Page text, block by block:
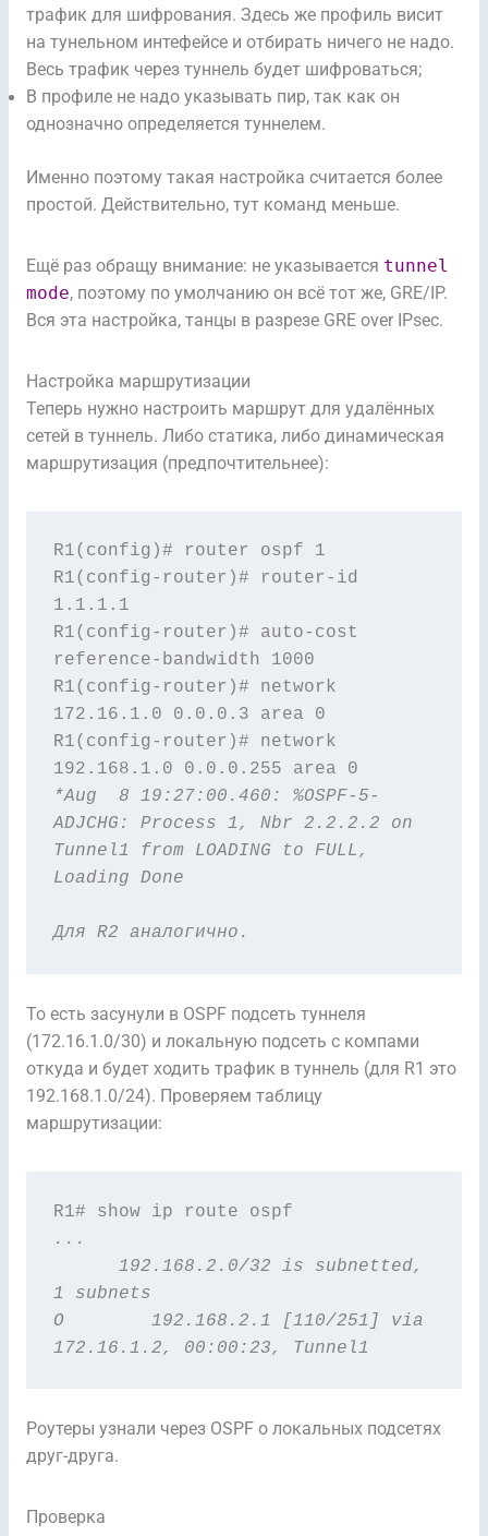
трафик для шифрования. Здесь же профиль висит
на тунельном интефейсе и отбирать ничего не надо.
Весь трафик через туннель будет шифроваться;
В профиле не надо указывать пир, так как он
однозначно определяется туннелем.
Именно поэтому такая настройка считается более
простой. Действительно, тут команд меньше.
Ещё раз обращу внимание: не указывается tunnel
mode, поэтому по умолчанию он всё тот же, GRE/IP.
Вся эта настройка, танцы в разрезе GRE over IPsec.
Настройка маршрутизации
Теперь нужно настроить маршрут для удалённых
сетей в туннель. Либо статика, либо динамическая
маршрутизация (предпочтительнее):
R1(config)# router ospf 1
R1(config-router)# router-id
1.1.1.1
R1(config-router)# auto-cost
reference-bandwidth 1000
R1(config-router)# network
172.16.1.0 0.0.0.3 area 0
R1(config-router)# network
*Aug  8 19:27:00.460: %OSPF-5-
ADJCHG: Process 1, Nbr 2.2.2.2 on
Tunnel1 from LOADING to FULL,
Loading Done
Для R2 аналогично.
То есть засунули в OSPF подсеть туннеля
(172.16.1.0/30) и локальную подсеть с компами
откуда и будет ходить трафик в туннель (для R1 это
192.168.1.0/24). Проверяем таблицу
маршрутизации:
...
1 subnets
O        192.168.2.1 [110/251] via
172.16.1.2, 00:00:23, Tunnel1
Роутеры узнали через OSPF о локальных подсетях
друг-друга.
Проверка